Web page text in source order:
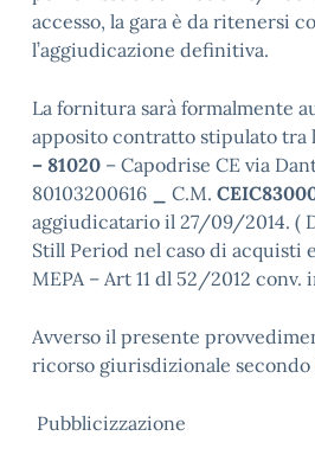
accesso, la gara è da ritenersi
l’aggiudicazione definitiva.
La fornitura sarà formalmente
apposito contratto stipulato tra
– 81020 – Capodrise CE via
80103200616
C.M.
aggiudicatario il 27/09/2014. (
Still Period nel caso di acquisti
MEPA – Art 11 dl 52/2012 conv.
Avverso il presente
ricorso giurisdizionale secondo
Pubblicizzazione